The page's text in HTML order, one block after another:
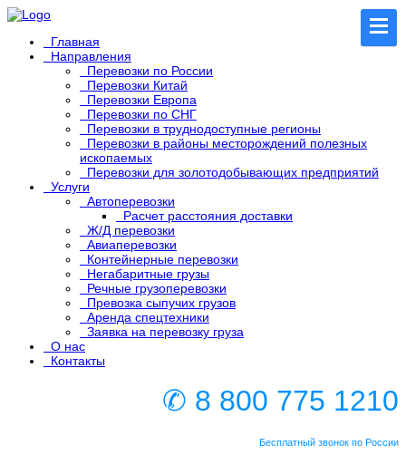
Главная
Направления
Перевозки по России
Перевозки Китай
Перевозки Европа
Перевозки по СНГ
Перевозки в труднодоступные регионы
Перевозки в районы месторождений полезных
ископаемых
Перевозки для золотодобывающих предприятий
Услуги
Автоперевозки
Расчет расстояния доставки
Ж/Д перевозки
Авиаперевозки
Контейнерные перевозки
Негабаритные грузы
Речные грузоперевозки
Превозка сыпучих грузов
Аренда спецтехники
Заявка на перевозку груза
О нас
Контакты
✆ 8 800 775 1210
Бесплатный звонок по России